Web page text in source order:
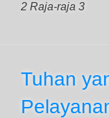
2 Raja-raja 3
Tuhan